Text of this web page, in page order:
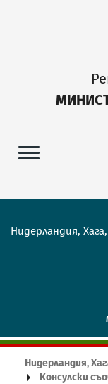
Нидерландия,
Нидерландия,
Консулски